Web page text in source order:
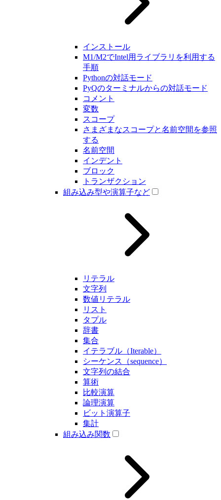
インストール
M1/M2でIntel用ライブラリを利用する
手順
Pythonの対話モード
PyQのターミナルからの対話モード
コメント
変数
スコープ
さまざまなスコープと名前空間を参照
する
名前空間
インデント
ブロック
トランザクション
組み込み型や演算子など
リテラル
文字列
数値リテラル
リスト
タプル
辞書
集合
イテラブル（Iterable）
シーケンス（sequence）
文字列の結合
算術
比較演算
論理演算
ビット演算子
集計
組み込み関数